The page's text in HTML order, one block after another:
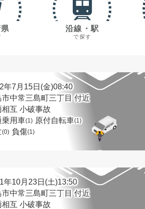
沿線・駅
で探す
年7月15日(金)08:40
市中常三島町三丁目 付近
相互 小破事故
乗用車(1) 原付自転車(1)
(0) 負傷(1)
年10月23日(土)13:50
市中常三島町三丁目 付近
相互 小破事故